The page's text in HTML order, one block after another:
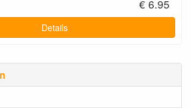
€ 6.95
Details